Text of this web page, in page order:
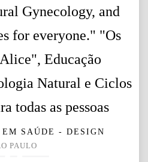
Gynecology, and
for everyone." "Os
Educação
Natural e Ciclos
todas as pessoas
SAÚDE - DESIGN
PAULO